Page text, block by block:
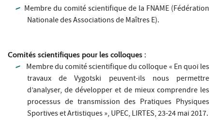
Membre du comité scientifique de la FNAME (Fédération
Nationale des Associations de Maîtres E).
Comités scientifiques pour les colloques :
Membre du comité scientifique du colloque « En quoi les
travaux de Vygotski peuvent-ils nous permettre
d’analyser, de développer et de mieux comprendre les
processus de transmission des Pratiques Physiques
Sportives et Artistiques », UPEC, LIRTES, 23-24 mai 2017.